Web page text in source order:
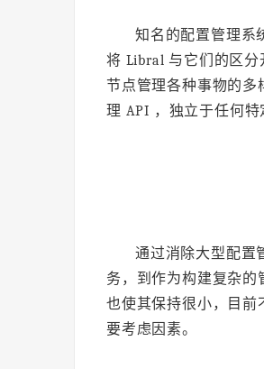
知名的配置管理系
将 Libral 与它们的区
节点管理各种事物的多
理 API ，独立于任何特
通过消除大型配置
务，到作为构建复杂
也使其保持很小，目前
要考虑因素。